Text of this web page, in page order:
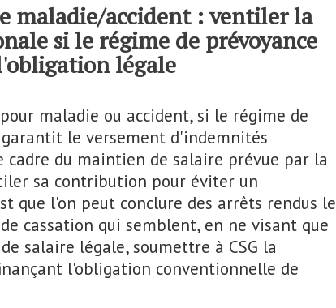
maladie/accident : ventiler la
si le régime de prévoyance
légale
maladie ou accident, si le régime de
le versement d'indemnités
cadre du maintien de salaire prévue par la
sa contribution pour éviter un
que l'on peut conclure des arrêts rendus le
cassation qui semblent, en ne visant que
salaire légale, soumettre à CSG la
l'obligation conventionnelle de